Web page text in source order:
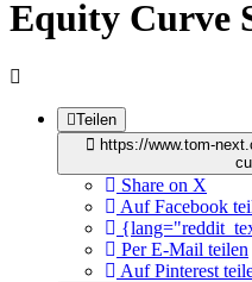
Equity Curve
Teilen
https://www.tom-
Share on X
Auf Facebook
Per E-Mail teilen
Auf Pinterest